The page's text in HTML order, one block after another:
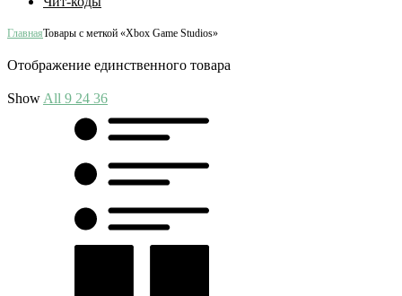
ГлавнаяТовары с меткой «Xbox Game Studios»
Отображение единственного товара
Show All 9 24 36